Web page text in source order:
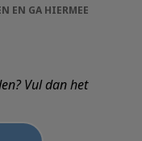
EN GA HIERMEE
Vul dan het